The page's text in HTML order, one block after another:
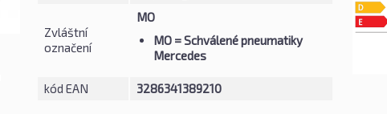
Zvláštní
označení
MO
MO= Schválené pneumatiky
Mercedes
kód EAN 3286341389210